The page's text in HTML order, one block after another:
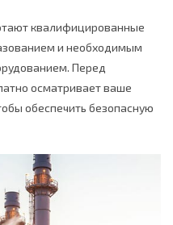
квалифицированные
и необходимым
Перед
осматривает ваше
обеспечить безопасную